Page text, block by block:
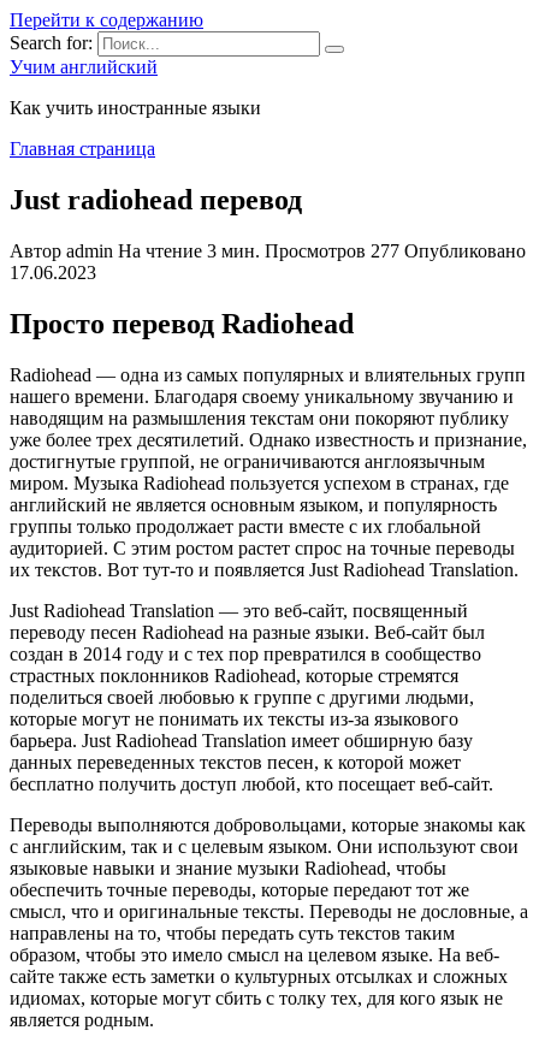
Перейти к содержанию
Search for:
Учим английский
Как учить иностранные языки
Главная страница
Just radiohead перевод
Автор admin На чтение 3 мин. Просмотров 277 Опубликовано
17.06.2023
Просто перевод Radiohead
Radiohead — одна из самых популярных и влиятельных групп
нашего времени. Благодаря своему уникальному звучанию и
наводящим на размышления текстам они покоряют публику
уже более трех десятилетий. Однако известность и признание,
достигнутые группой, не ограничиваются англоязычным
миром. Музыка Radiohead пользуется успехом в странах, где
английский не является основным языком, и популярность
группы только продолжает расти вместе с их глобальной
аудиторией. С этим ростом растет спрос на точные переводы
их текстов. Вот тут-то и появляется Just Radiohead Translation.
Just Radiohead Translation — это веб-сайт, посвященный
переводу песен Radiohead на разные языки. Веб-сайт был
создан в 2014 году и с тех пор превратился в сообщество
страстных поклонников Radiohead, которые стремятся
поделиться своей любовью к группе с другими людьми,
которые могут не понимать их тексты из-за языкового
барьера. Just Radiohead Translation имеет обширную базу
данных переведенных текстов песен, к которой может
бесплатно получить доступ любой, кто посещает веб-сайт.
Переводы выполняются добровольцами, которые знакомы как
с английским, так и с целевым языком. Они используют свои
языковые навыки и знание музыки Radiohead, чтобы
обеспечить точные переводы, которые передают тот же
смысл, что и оригинальные тексты. Переводы не дословные, а
направлены на то, чтобы передать суть текстов таким
образом, чтобы это имело смысл на целевом языке. На веб-
сайте также есть заметки о культурных отсылках и сложных
идиомах, которые могут сбить с толку тех, для кого язык не
является родным.